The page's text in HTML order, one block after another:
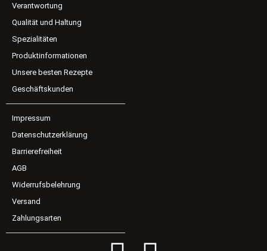
Verantwortung
Qualität und Haltung
Spezialitäten
Produktinformationen
Unsere besten Rezepte
Geschäftskunden
Impressum
Datenschutzerklärung
Barrierefreiheit
AGB
Widerrufsbelehrung
Versand
Zahlungsarten